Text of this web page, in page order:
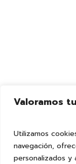
Valoramos
Utilizamos
navegación,
personalizados y